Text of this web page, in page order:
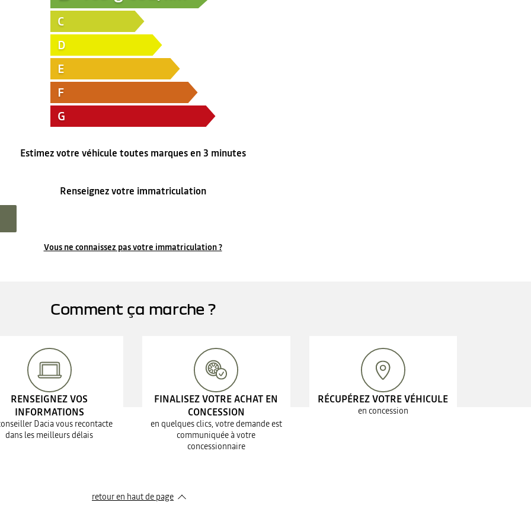
C
D
E
F
G
Estimez votre véhicule toutes marques en 3 minutes
Renseignez votre immatriculation
Vous ne connaissez pas votre immatriculation ?
Comment ça marche ?
RENSEIGNEZ VOS
INFORMATIONS
Dacia vous recontacte
dans les meilleurs délais
FINALISEZ VOTRE ACHAT EN
CONCESSION
en quelques clics, votre demande est
communiquée à votre
concessionnaire
RÉCUPÉREZ VOTRE VÉHICULE
en concession
retour en haut de page​